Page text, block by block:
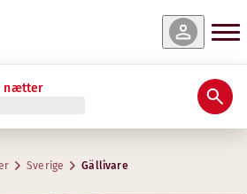
nætter
Sverige Gällivare